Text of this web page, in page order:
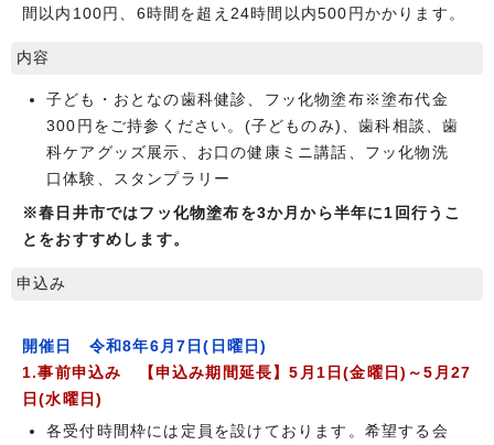
間以内100円、6時間を超え24時間以内500円かかります。
内容
子ども・おとなの歯科健診、フッ化物塗布※塗布代金
300円をご持参ください。(子どものみ)、歯科相談、歯
科ケアグッズ展示、お口の健康ミニ講話、フッ化物洗
口体験、スタンプラリー
※春日井市ではフッ化物塗布を3か月から半年に1回行うこ
とをおすすめします。
申込み
開催日 令和8年6月7日(日曜日)
1.事前申込み 【申込み期間延長】5月1日(金曜日)～5月27
日(水曜日)
各受付時間枠には定員を設けております。希望する会